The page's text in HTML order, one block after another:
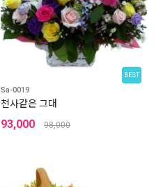
BEST
Sa-0019
천사같은 그대
93,000 98,000